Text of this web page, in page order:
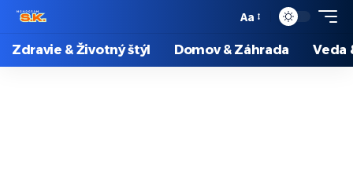
Aa
Zdravie & Životný štýl Domov & Záhrada Veda